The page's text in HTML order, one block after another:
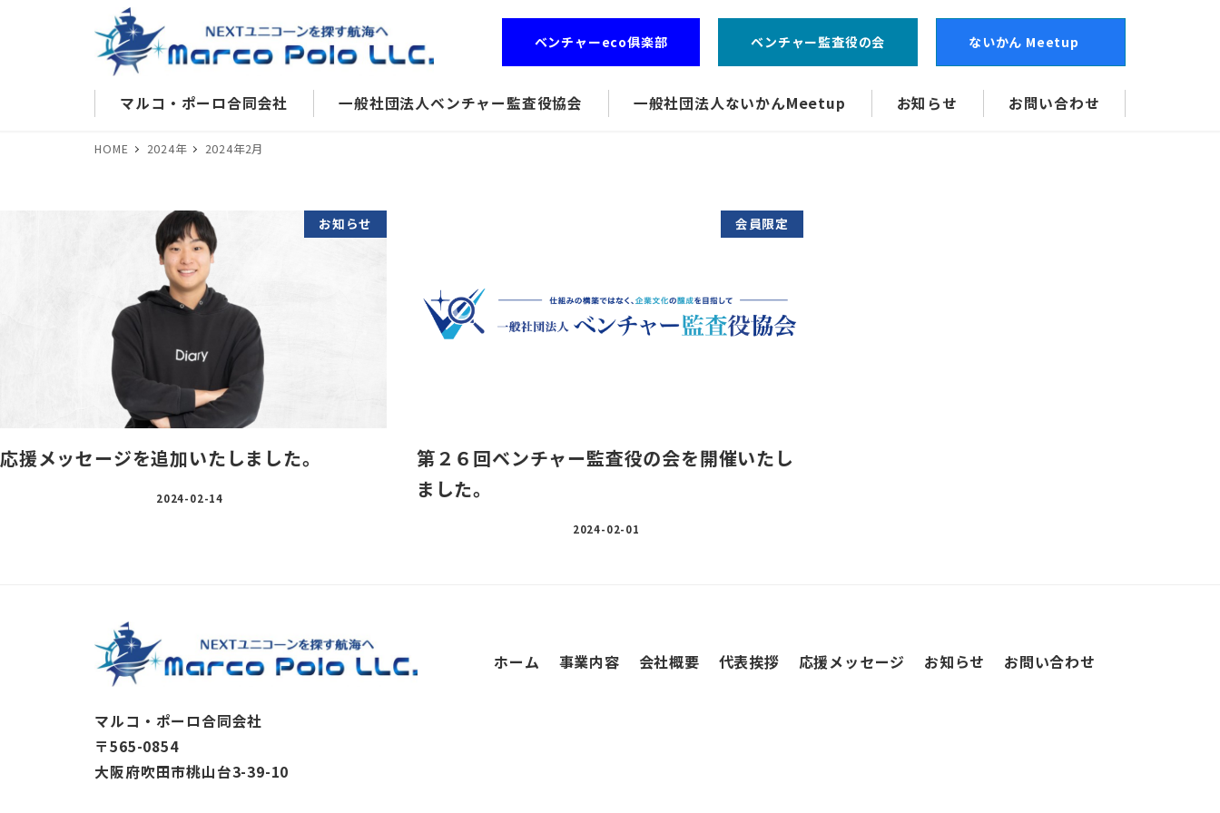
ベンチャーeco俱楽部 ベンチャー監査役の会 ないかん Meetup
マルコ・ポーロ合同会社 一般社団法人ベンチャー監査役協会 一般社団法人ないかんMeetup お知らせ お問い合わせ
HOME 2024年 2024年2月
お知らせ
応援メッセージを追加いたしました。
2024-02-14
会員限定
第２６回ベンチャー監査役の会を開催いたし
ました。
2024-02-01
マルコ・ポーロ合同会社
〒565-0854
大阪府吹田市桃山台3-39-10
ホーム 事業内容 会社概要 代表挨拶 応援メッセージ お知らせ お問い合わせ